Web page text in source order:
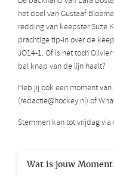
het doel van Gustaaf
redding van keepster Suze
prachtige tip-in over de
JO14-1. Of is het toch
bal knap van de lijn haalt?
Heb jij ook een moment
(redactie@hockey.nl) of
Stemmen kan tot vrijdag via
Wat is jouw Moment